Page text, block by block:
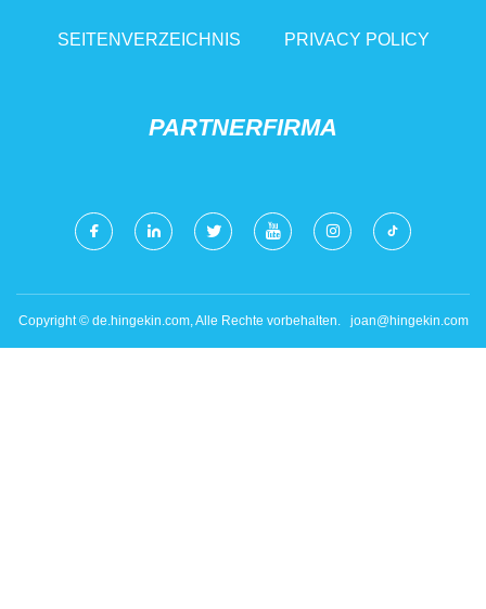
SEITENVERZEICHNIS PRIVACY POLICY
PARTNERFIRMA
Copyright © de.hingekin.com, Alle Rechte vorbehalten. joan@hingekin.com